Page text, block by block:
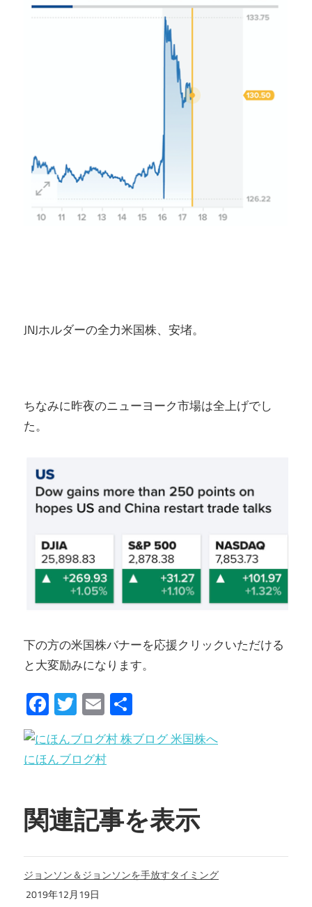
JNJホルダーの全力米国株、安堵。
ちなみに昨夜のニューヨーク市場は全上げでし
た。
下の方の米国株バナーを応援クリックいただける
と大変励みになります。
Facebook
Twitter
Email
有
にほんブログ村
関連記事を表示
ジョンソン＆ジョンソンを手放すタイミング
2019年12月19日